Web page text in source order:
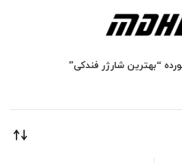
“بهترین شارژر فندکی”